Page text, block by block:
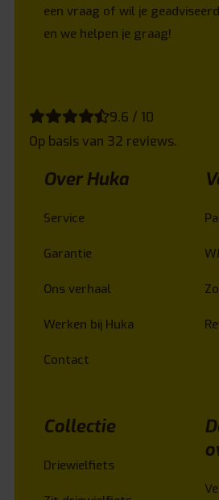
een vraag of wil je
en we helpen je graag!
9.6 / 10
Op basis van 32 reviews.
Over Huka
Service
Garantie
Ons verhaal
Werken bij Huka
Contact
Collectie
Driewielfiets